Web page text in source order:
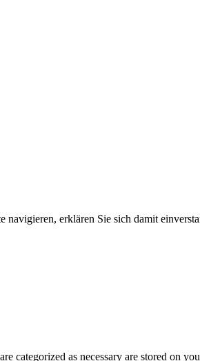
navigieren, erklären Sie sich damit
as necessary are stored on